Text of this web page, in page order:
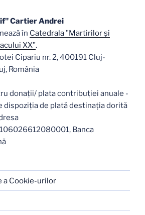
Cartier Andrei
în Catedrala "Martirilor şi
XX".
Cipariu nr. 2, 400191 Cluj-
România
donații/ plata contribuției anuale -
dispoziția de plată destinația dorită
Banca
a Cookie-urilor